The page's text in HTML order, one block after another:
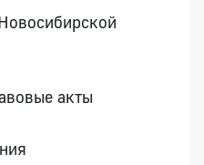
акты